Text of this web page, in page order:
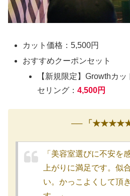
カット価格：5,500円
おすすめクーポンセット
【新規限定】Growthカ
セリング：4,500円
── 「★★★★★」
「美容室選びに不安を
上がりに満足です。似
い。かっこよくして頂